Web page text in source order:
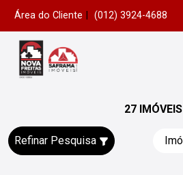
Área do Cliente (012) 3924-4688
27 IMÓVEIS
Refinar Pesquisa